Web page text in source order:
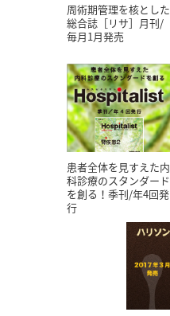
周術期管理を核とした
総合誌［リサ］月刊/
毎月1月発売
患者全体を見すえた内
科診療のスタンダード
を創る！季刊/年4回発
行